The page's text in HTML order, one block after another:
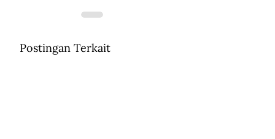
Postingan Terkait